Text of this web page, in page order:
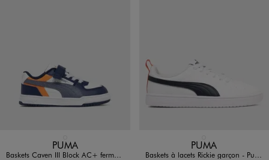
Disponible en 1 coloris
PUMA
Baskets Caven III Block AC+ fermeture scratch garçon - Puma
Disponible en 1 coloris
PUMA
Baskets à lacets Rickie garçon - Puma